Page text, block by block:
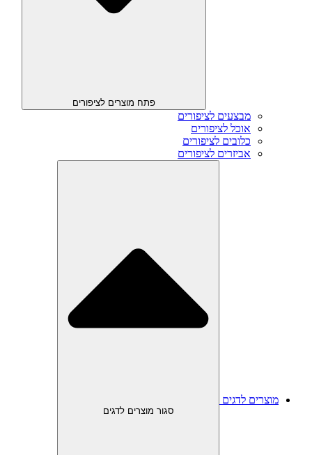
פתח מוצרים לציפורים
מבצעים לציפורים
אוכל לציפורים
כלובים לציפורים
אביזרים לציפורים
מוצרים לדגים
סגור מוצרים לדגים